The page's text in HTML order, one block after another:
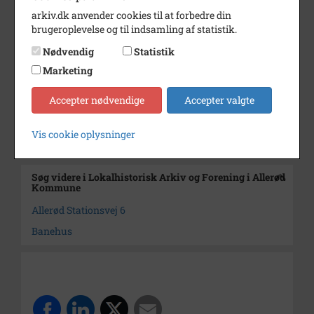
Dateringsnote
1997
Størrelse
Arkiv
Lokalhistorisk Arkiv og
Forening i Allerød Kommune
Kontakt arkivet
Søg videre i Lokalhistorisk Arkiv og Forening i Allerød
Kommune
Allerød Stationsvej 6
Banehus
arkiv.dk anvender cookies til at forbedre din
brugeroplevelse og til indsamling af statistik.
Nødvendig
Statistik
Marketing
Accepter nødvendige Accepter valgte
Vis cookie oplysninger